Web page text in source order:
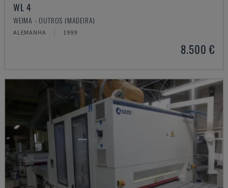
WL 4
WEIMA - OUTROS (MADEIRA)
ALEMANHA 1999
8.500 €